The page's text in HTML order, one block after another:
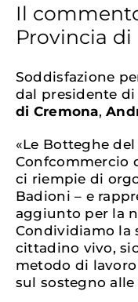
Il
Provincia di
Soddisfazione
dal presidente di
di Cremona,
«Le Botteghe
Confcommercio
ci riempie di
Badioni – e
aggiunto per la
Condividiamo la
cittadino vivo,
metodo di
sul sostegno alle